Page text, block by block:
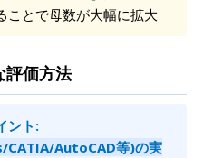
ことで母数が大幅に拡大
評価方法
ント:
CATIA/AutoCAD等)の実